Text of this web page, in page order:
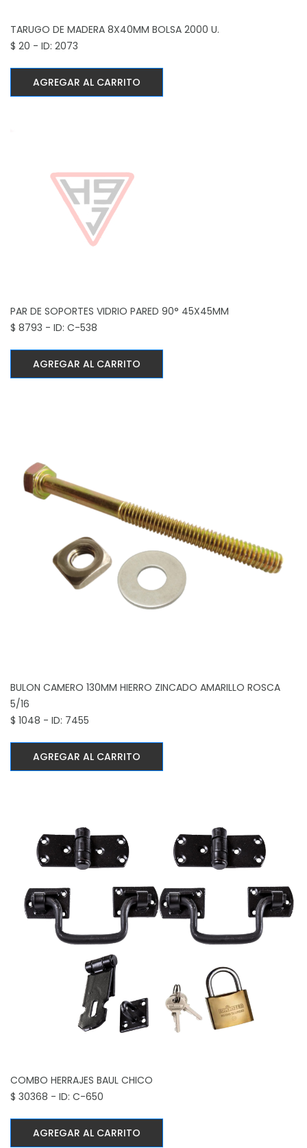
TARUGO DE MADERA 8X40MM BOLSA 2000 U.
$ 20 - ID: 2073
AGREGAR AL CARRITO
PAR DE SOPORTES VIDRIO PARED 90° 45X45MM
$ 8793 - ID: C-538
AGREGAR AL CARRITO
BULON CAMERO 130MM HIERRO ZINCADO AMARILLO ROSCA
5/16
$ 1048 - ID: 7455
AGREGAR AL CARRITO
COMBO HERRAJES BAUL CHICO
$ 30368 - ID: C-650
AGREGAR AL CARRITO